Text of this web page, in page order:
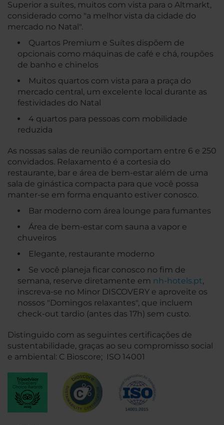
Superior a suítes, muitos com vista para o Altmarkt,
considerado como "a melhor vista da cidade do
mercado no Natal".
Quartos Premium e Suítes dispõem de
opcionais como máquinas de café e chá, roupões
de banho e chinelos
Muitos quartos com vista para a praça do
mercado central, um excelente local durante as
festividades do Natal
4 quartos para pessoas com mobilidade
reduzida
As nossas salas de reunião comportam entre 6 e 250
convidados. Relaxamento é a cortesia do
restaurante, bar e área de bem-estar além de uma
sala de ginástica compacta para que você possa
manter-se em forma enquanto estiver conosco.
Bar moderno com área lounge para fumantes
Área de bem-estar com sauna a vapor e
chuveiros
Elegante, restaurante moderno
Se você planeja ficar conosco no fim de
semana, reserve diretamente em nh-hotels.pt,
inscreva-se no Minor DISCOVERY e aproveite os
nossos "Domingos relaxantes", que incluem
check-out tardio (antes das 17h) sem custo.
Distinguido com as seguintes certificações de
sustentabilidade, graças ao seu compromisso social
e ambiental: C Bioscore; ISO 14001